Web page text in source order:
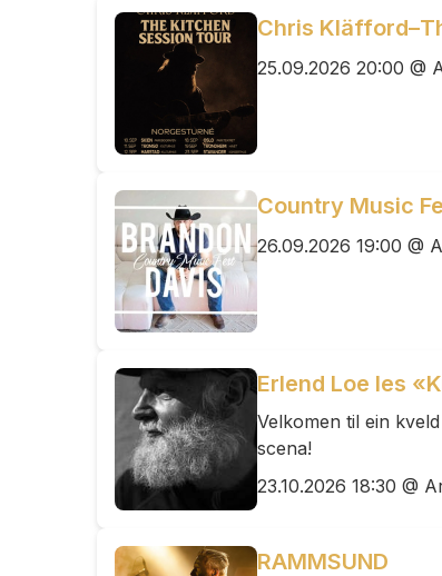
Chris
25.09.2026 20:00 @
Country Music
26.09.2026 19:00 @
Erlend Loe les
Velkomen til ein
scena!
23.10.2026 18:30 @
RAMMSUND